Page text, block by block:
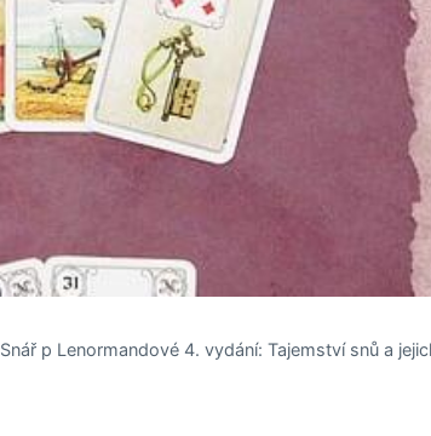
Snář p Lenormandové 4. vydání: Tajemství snů a